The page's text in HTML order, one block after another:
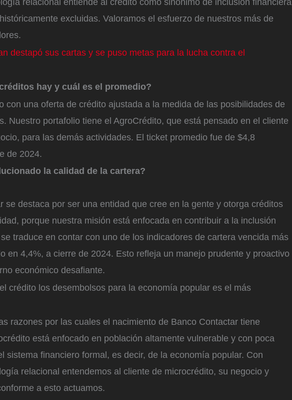
relacional entiende al crédito como sinónimo de inclusión financiera
excluidas. Valoramos el esfuerzo de nuestros más de
destapó sus cartas y se puso metas para la lucha contra el
hay y cuál es el promedio?
con una oferta de crédito ajustada a la medida de las posibilidades de
Nuestro portafolio tiene el AgroCrédito, que está pensado en el cliente
para las demás actividades. El ticket promedio fue de $4,8
de 2024.
la calidad de la cartera?
se destaca por ser una entidad que cree en la gente y otorga créditos
porque nuestra misión está enfocada en contribuir a la inclusión
traduce en contar con uno de los indicadores de cartera vencida más
en 4,4%, a cierre de 2024. Esto refleja un manejo prudente y proactivo
económico desafiante.
crédito los desembolsos para la economía popular es el más
razones por las cuales el nacimiento de Banco Contactar tiene
está enfocado en población altamente vulnerable y con poca
sistema financiero formal, es decir, de la economía popular. Con
relacional entendemos al cliente de microcrédito, su negocio y
a esto actuamos.